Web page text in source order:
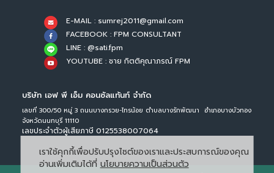
E-MAIL : sumrej2011@gmail.com
FACEBOOK : FPM CONSULTANT
LINE : @sati.fpm
YOUTUBE : ชาย กิตติคุณาภรณ์ FPM
บริษัท เอฟ พี เอ็ม คอนซัลแท้นท์ จำกัด
เลขที่ 300/50 หมู่ 3 ถนนบางกรวย-ไทรน้อย ตำบลบางรักพัฒนา อำเภอบางบัวทอง
จังหวัดนนทบุรี 11110
เลขประจำตัวผู้เสียภาษี 0125538007064
เราใช้คุกกี้เพื่อปรับปรุงไซต์ของเราและประสบการณ์ของคุณ
อ่านเพิ่มเติมได้ที่ นโยบายความเป็นส่วนตัว